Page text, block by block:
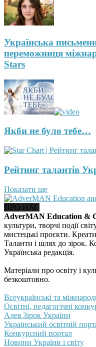
Українська
переможниця
Stars
Якби не було тебе…
Рейтинг талантів
Показати ще
ПРО НАС
AdverMAN Education &
культури, творчі події
мистецькі проєкти.
Таланти і шлях до зірок.
Українська редакція.
Матеріали про освіту і
безкоштовно.
Всеукраїнські та
Освітні, педагогічні
Алея Зірок України
Український освітній
Конкурсний портал
Новини України і світу